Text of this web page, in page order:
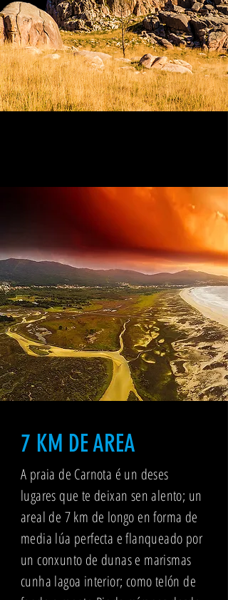
7 KM DE AREA
A praia de Carnota é un deses
lugares que te deixan sen alento; un
areal de 7 km de longo en forma de
media lúa perfecta e flanqueado por
un conxunto de dunas e marismas
cunha lagoa interior; como telón de